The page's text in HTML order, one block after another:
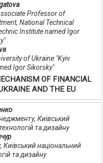
Professor of
National Technical
Institute named Igor
of Ukraine "Kyiv
Igor Sikorsky"
OF FINANCIAL
AND THE EU
Київський
та дизайну
національний
та дизайну